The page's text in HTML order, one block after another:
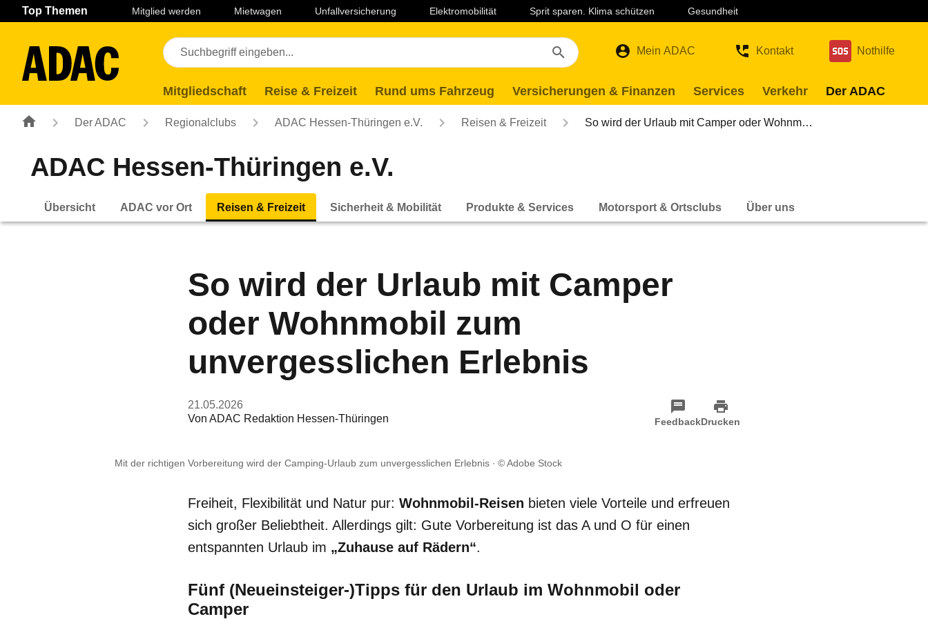
Navigation Seiteninhalt Fußzeile
Top Themen Mitglied werden Mietwagen Unfallversicherung Elektromobilität Sprit sparen. Klima schützen Gesundheit
Mein ADAC Kontakt Nothilfe
Mitgliedschaft Reise & Freizeit Rund ums Fahrzeug Versicherungen & Finanzen Services Verkehr Der ADAC
Der ADAC Regionalclubs ADAC Hessen-Thüringen e.V. Reisen & Freizeit So wird der Urlaub mit Camper oder Wohnm…
ADAC Hessen-Thüringen e.V.
Übersicht ADAC vor Ort Reisen & Freizeit Sicherheit & Mobilität Produkte & Services Motorsport & Ortsclubs Über uns
So wird der Urlaub mit Camper
oder Wohnmobil zum
unvergesslichen Erlebnis
21.05.2026
Von ADAC Redaktion Hessen-Thüringen FeedbackDrucken
Mit der richtigen Vorbereitung wird der Camping-Urlaub zum unvergesslichen Erlebnis © Adobe Stock
Freiheit, Flexibilität und Natur pur: Wohnmobil-Reisen bieten viele Vorteile und erfreuen
sich großer Beliebtheit. Allerdings gilt: Gute Vorbereitung ist das A und O für einen
entspannten Urlaub im „Zuhause auf Rädern“.
Fünf (Neueinsteiger-)Tipps für den Urlaub im Wohnmobil oder
Camper